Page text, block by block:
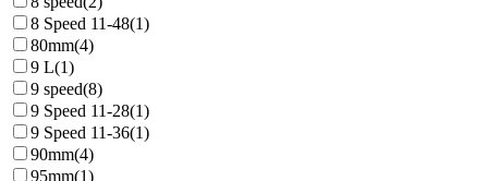
8 Speed 11-48(1)
80mm(4)
9 L(1)
9 speed(8)
9 Speed 11-28(1)
9 Speed 11-36(1)
90mm(4)
95mm(1)